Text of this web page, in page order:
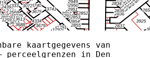
kaartgegevens van
perceelgrenzen in Den